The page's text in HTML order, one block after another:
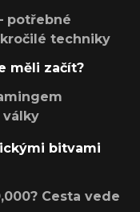
potřebné
techniky
měli začít?
války
bitvami
Cesta vede